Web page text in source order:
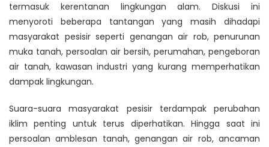
termasuk kerentanan lingkungan alam. Diskusi ini
menyoroti beberapa tantangan yang masih dihadapi
masyarakat pesisir seperti genangan air rob, penurunan
muka tanah, persoalan air bersih, perumahan, pengeboran
air tanah, kawasan industri yang kurang memperhatikan
dampak lingkungan.
Suara-suara masyarakat pesisir terdampak perubahan
iklim penting untuk terus diperhatikan. Hingga saat ini
persoalan amblesan tanah, genangan air rob, ancaman